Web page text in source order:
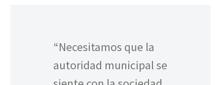
“Necesitamos que la
autoridad municipal se